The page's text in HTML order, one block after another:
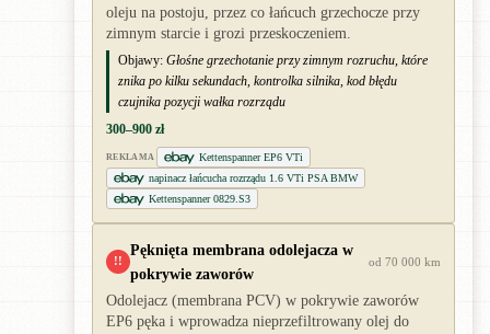
oleju na postoju, przez co łańcuch grzechocze przy
zimnym starcie i grozi przeskoczeniem.
Objawy: Głośne grzechotanie przy zimnym rozruchu, które
znika po kilku sekundach, kontrolka silnika, kod błędu
czujnika pozycji wałka rozrządu
300–900 zł
REKLAMA
Kettenspanner EP6 VTi
napinacz łańcucha rozrządu 1.6 VTi PSA BMW
Kettenspanner 0829.S3
!!
Pęknięta membrana odolejacza w
pokrywie zaworów
od 70 000 km
Odolejacz (membrana PCV) w pokrywie zaworów
EP6 pęka i wprowadza nieprzefiltrowany olej do